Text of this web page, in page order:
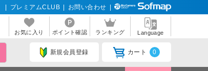
プレミアムCLUB お問い合わせ
お気に入り ポイント確認 ランキング Language
新規会員登録 カート 0